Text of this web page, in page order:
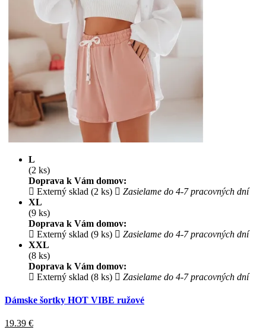
L
(2 ks)
Doprava k Vám domov:
Externý sklad (2 ks)
Zasielame do 4-7 pracovných dní
XL
(9 ks)
Doprava k Vám domov:
Externý sklad (9 ks)
Zasielame do 4-7 pracovných dní
XXL
(8 ks)
Doprava k Vám domov:
Externý sklad (8 ks)
Zasielame do 4-7 pracovných dní
Dámske šortky HOT VIBE ružové
19.39 €